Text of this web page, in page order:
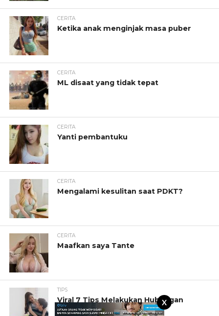
X
CERITA
Ketika anak menginjak masa puber
CERITA
ML disaat yang tidak tepat
CERITA
Yanti pembantuku
CERITA
Mengalami kesulitan saat PDKT?
CERITA
Maafkan saya Tante
TIPS
Viral 7 Tips Melakukan Hubungan
Seks Sehat dan Berkualitas